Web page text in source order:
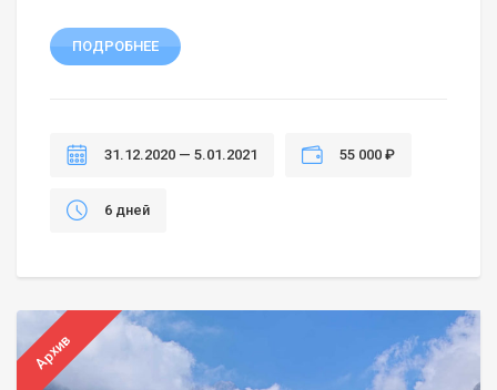
ПОДРОБНЕЕ
31.12.2020 — 5.01.2021 55 000 ₽
6 дней
Архив